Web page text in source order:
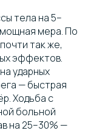
тела на 5–
мера. По
так же,
эффектов.
ударных
— быстрая
Ходьба с
больной
на 25–30% —